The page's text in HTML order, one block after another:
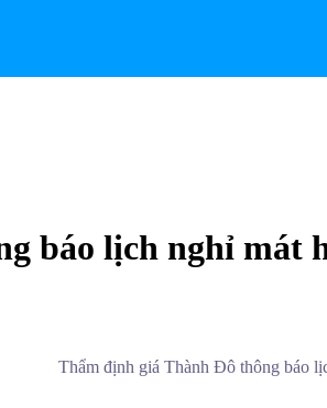
báo lịch nghỉ mát
Thẩm định giá Thành Đô thông báo